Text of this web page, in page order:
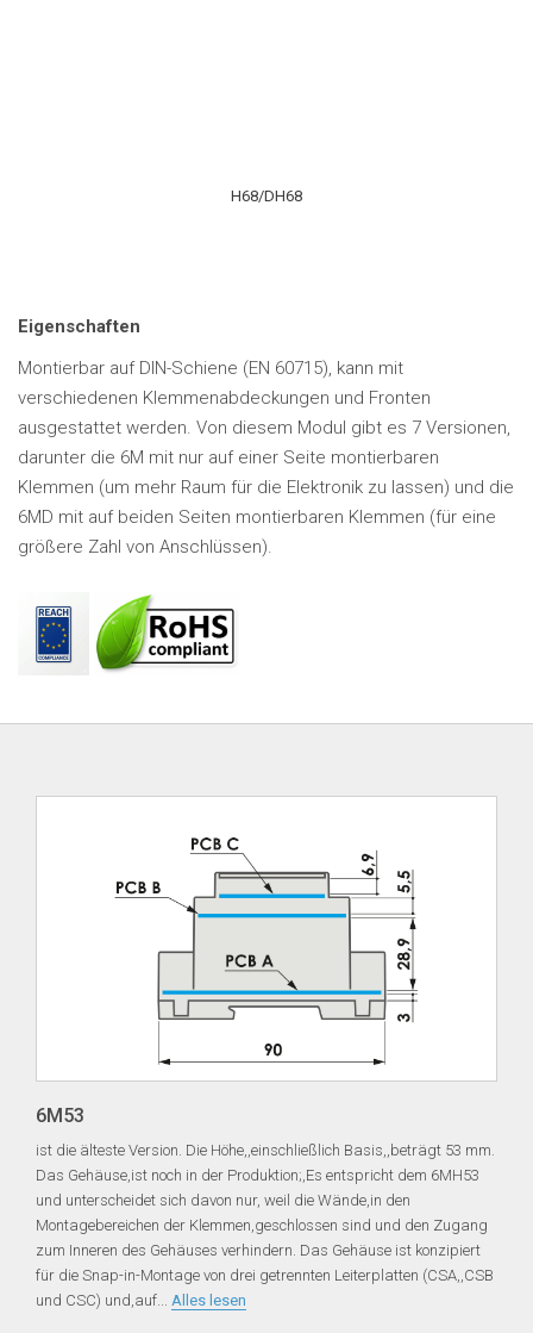
H68/DH68
Eigenschaften
Montierbar auf DIN-Schiene (EN 60715), kann mit
verschiedenen Klemmenabdeckungen und Fronten
ausgestattet werden. Von diesem Modul gibt es 7 Versionen,
darunter die 6M mit nur auf einer Seite montierbaren
Klemmen (um mehr Raum für die Elektronik zu lassen) und die
6MD mit auf beiden Seiten montierbaren Klemmen (für eine
größere Zahl von Anschlüssen).
6M53
ist die älteste Version. Die Höhe,,einschließlich Basis,,beträgt 53 mm.
Das Gehäuse,ist noch in der Produktion;,Es entspricht dem 6MH53
und unterscheidet sich davon nur, weil die Wände,in den
Montagebereichen der Klemmen,geschlossen sind und den Zugang
zum Inneren des Gehäuses verhindern. Das Gehäuse ist konzipiert
für die Snap-in-Montage von drei getrennten Leiterplatten (CSA,,CSB
und CSC) und,auf... Alles lesen